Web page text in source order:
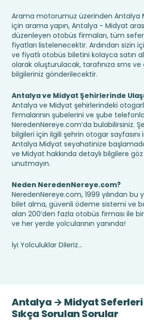
Arama motorumuz üzerinden Antalya
için arama yapın, Antalya - Midyat
düzenleyen otobüs firmaları, tüm
fiyatları listelenecektir. Ardından sizin
ve fiyatlı otobüs biletini kolayca satın
olarak oluşturulacak, tarafınıza sms
bilgileriniz gönderilecektir.
Antalya ve Midyat Şehirlerinde
Antalya ve Midyat şehirlerindeki
firmalarının şubelerini ve şube
NeredenNereye.com’da bulabilirsiniz.
bilgileri için ilgili şehrin otogar sayfasını
Antalya Midyat seyahatinize
ve Midyat hakkında detaylı bilgilere
unutmayın.
Neden NeredenNereye.com?
NeredenNereye.com, 1999 yılından bu
bilet alma, güvenli ödeme sistemi ve
alan 200’den fazla otobüs firması ile
ve her yerde yolcularının yanında!
İyi Yolculuklar Dileriz...
Antalya → Midyat Seferleri
Sıkça Sorulan Sorular